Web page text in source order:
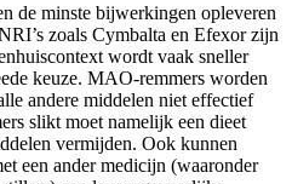
de minste bijwerkingen opleveren
zoals Cymbalta en Efexor zijn
wordt vaak sneller
keuze. MAO-remmers worden
andere middelen niet effectief
slikt moet namelijk een dieet
vermijden. Ook kunnen
een ander medicijn (waaronder